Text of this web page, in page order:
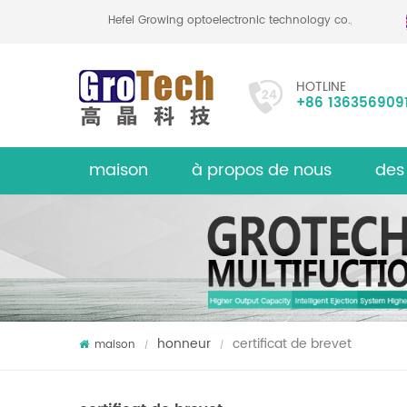
Hefei Growing optoelectronic technology co., ltd
HOTLINE
+86
maison à propos de nous
maison / honneur / certificat de brevet